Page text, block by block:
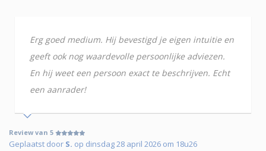
Erg goed medium. Hij bevestigd je eigen intuitie en
geeft ook nog waardevolle persoonlijke adviezen.
En hij weet een persoon exact te beschrijven. Echt
een aanrader!
Review van 5
Geplaatst door S. op dinsdag 28 april 2026 om 18u26